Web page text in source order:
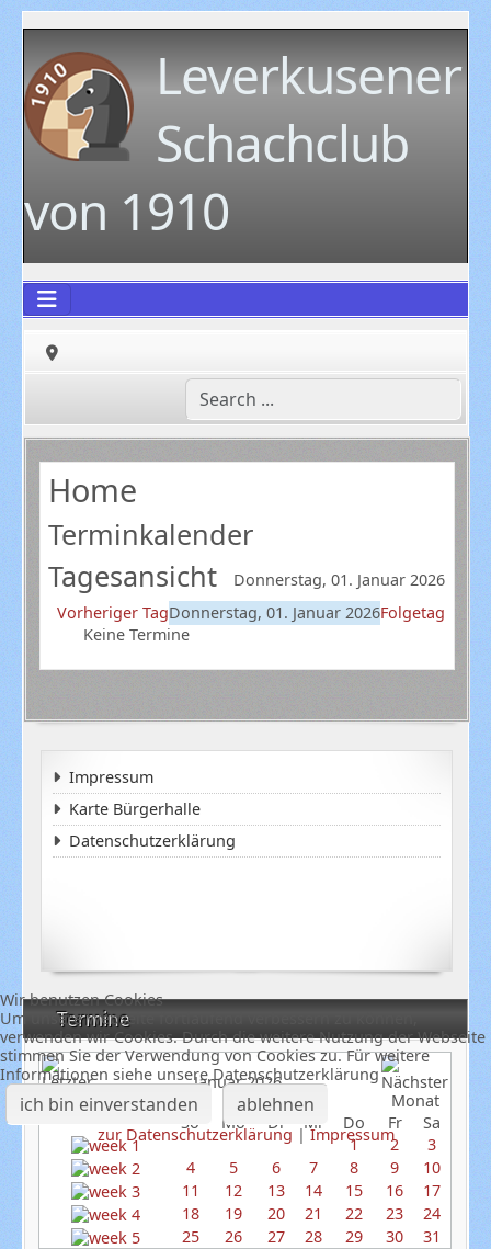
Leverkusener
Schachclub
von 1910
Termine
Januar 2026
So
Mo Di Mi Do Fr
Sa
1
2
3
4
5 6 7 8 9
10
11
12 13 14 15 16
17
18
19 20 21 22 23
24
25
26 27 28 29 30 31
Home
Terminkalender
Tagesansicht
Donnerstag, 01. Januar 2026
Vorheriger TagDonnerstag, 01. Januar 2026Folgetag
Keine Termine
Impressum
Karte Bürgerhalle
Datenschutzerklärung
Wir benutzen Cookies
Um unsere Webseite fortlaufend verbessern zu können,
verwenden wir Cookies. Durch die weitere Nutzung der Webseite
stimmen Sie der Verwendung von Cookies zu. Für weitere
Informationen siehe unsere Datenschutzerklärung
ich bin einverstanden ablehnen
zur Datenschutzerklärung |Impressum